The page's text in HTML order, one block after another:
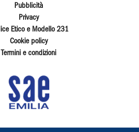
Pubblicità
Privacy
Etico e Modello 231
Cookie policy
Termini e condizioni